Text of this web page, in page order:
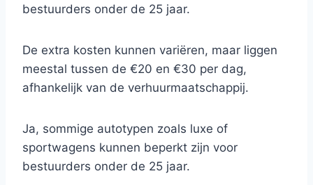
bestuurders onder de 25 jaar.
De extra kosten kunnen variëren, maar liggen
meestal tussen de €20 en €30 per dag,
afhankelijk van de verhuurmaatschappij.
Ja, sommige autotypen zoals luxe of
sportwagens kunnen beperkt zijn voor
bestuurders onder de 25 jaar.